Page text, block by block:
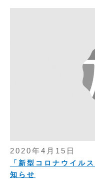
2020年4月15日
「新型コロナウイル
知らせ